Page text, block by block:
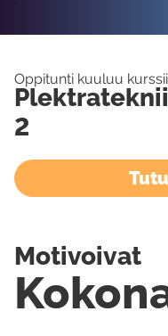
Oppitunti kuuluu
2
Motivoivat